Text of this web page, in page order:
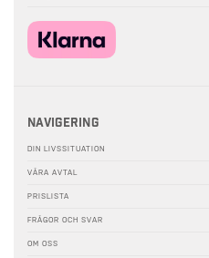
Navigering
DIN LIVSSITUATION
VÅRA AVTAL
PRISLISTA
FRÅGOR OCH SVAR
OM OSS